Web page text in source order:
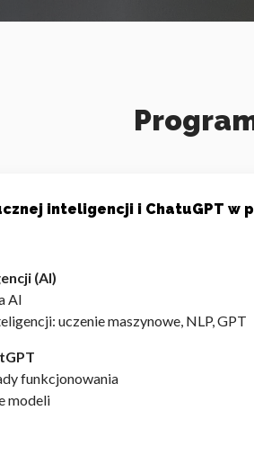
inteligencji i ChatuGPT w
(AI)
AI
uczenie maszynowe, NLP, GPT
funkcjonowania
modeli